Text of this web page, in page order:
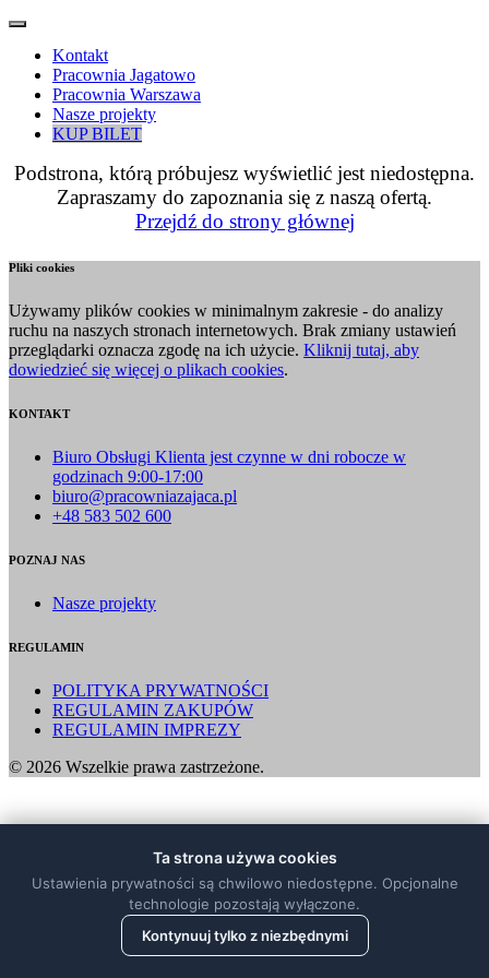
Kontakt
Pracownia Jagatowo
Pracownia Warszawa
Nasze projekty
KUP BILET
Podstrona, którą próbujesz wyświetlić jest niedostępna.
Zapraszamy do zapoznania się z naszą ofertą.
Przejdź do strony głównej
Pliki cookies
Używamy plików cookies w minimalnym zakresie - do analizy
ruchu na naszych stronach internetowych. Brak zmiany ustawień
przeglądarki oznacza zgodę na ich użycie. Kliknij tutaj, aby
dowiedzieć się więcej o plikach cookies.
KONTAKT
Biuro Obsługi Klienta jest czynne w dni robocze w
godzinach 9:00-17:00
biuro@pracowniazajaca.pl
+48 583 502 600
POZNAJ NAS
Nasze projekty
REGULAMIN
POLITYKA PRYWATNOŚCI
REGULAMIN ZAKUPÓW
REGULAMIN IMPREZY
© 2026 Wszelkie prawa zastrzeżone.
Ta strona używa cookies
Ustawienia prywatności są chwilowo niedostępne. Opcjonalne
technologie pozostają wyłączone.
Kontynuuj tylko z niezbędnymi